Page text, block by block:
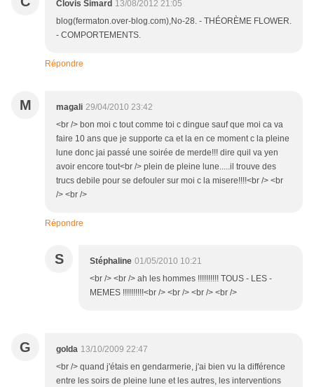
Clovis Simard 13/08/2012 21:05
blog(fermaton.over-blog.com),No-28. - THÉORÈME FLOWER.
- COMPORTEMENTS.
Répondre
M magali 29/04/2010 23:42
<br /> bon moi c tout comme toi c dingue sauf que moi ca va
faire 10 ans que je supporte ca et la en ce moment c la pleine
lune donc jai passé une soirée de merde!!! dire quil va yen
avoir encore tout<br /> plein de pleine lune.....il trouve des
trucs debile pour se defouler sur moi c la misere!!!!<br /> <br
/> <br />
Répondre
S Stéphaline 01/05/2010 10:21
<br /> <br /> ah les hommes !!!!!!!!!! TOUS - LES -
MEMES !!!!!!!!!!<br /> <br /> <br /> <br />
G golda 13/10/2009 22:47
<br /> quand j'étais en gendarmerie, j'ai bien vu la différence
entre les soirs de pleine lune et les autres, les interventions